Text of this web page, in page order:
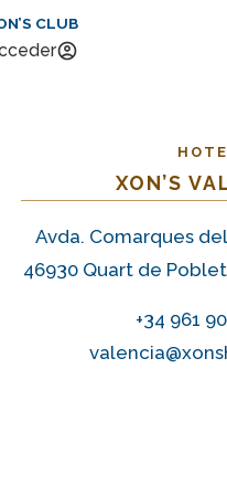
CLUB
XON’S
Avda. Comarques
46930 Quart de
+34 961